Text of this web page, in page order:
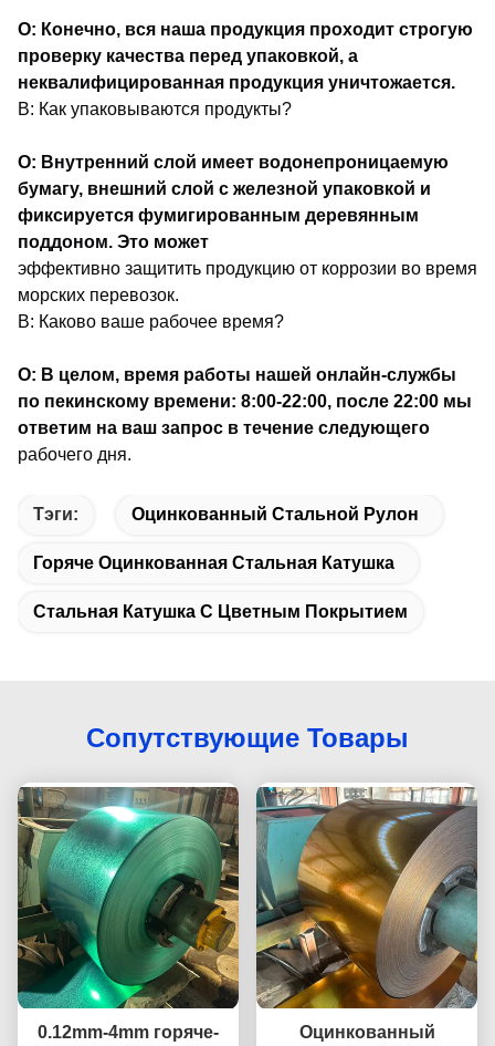
О: Конечно, вся наша продукция проходит строгую
проверку качества перед упаковкой, а
неквалифицированная продукция уничтожается.
В: Как упаковываются продукты?
О: Внутренний слой имеет водонепроницаемую
бумагу, внешний слой с железной упаковкой и
фиксируется фумигированным деревянным
поддоном. Это может
эффективно защитить продукцию от коррозии во время
морских перевозок.
В: Каково ваше рабочее время?
О: В целом, время работы нашей онлайн-службы
по пекинскому времени: 8:00-22:00, после 22:00 мы
ответим на ваш запрос в течение следующего
рабочего дня.
Тэги: Оцинкованный Стальной Рулон
Горяче Оцинкованная Стальная Катушка
Стальная Катушка С Цветным Покрытием
Сопутствующие Товары
0.12mm-4mm горяче-
Оцинкованный